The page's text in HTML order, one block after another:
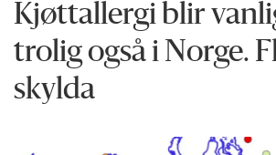
Kjøttallergi blir
trolig også i Norge.
skylda